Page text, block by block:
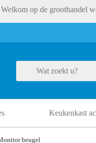
Welkom op de groothandel
Keukenkast
beugel